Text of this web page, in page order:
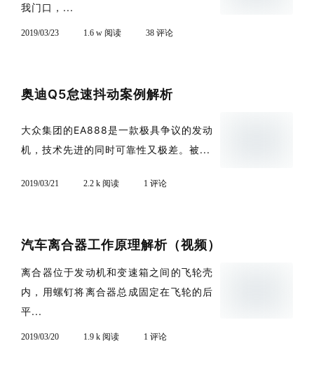
我门口，...
2019/03/23 1.6 w 阅读 38 评论
奥迪Q5怠速抖动案例解析
大众集团的EA888是一款极具争议的发动
机，技术先进的同时可靠性又极差。被...
2019/03/21 2.2 k 阅读 1 评论
汽车离合器工作原理解析（视频）
离合器位于发动机和变速箱之间的飞轮壳
内，用螺钉将离合器总成固定在飞轮的后
平...
2019/03/20 1.9 k 阅读 1 评论